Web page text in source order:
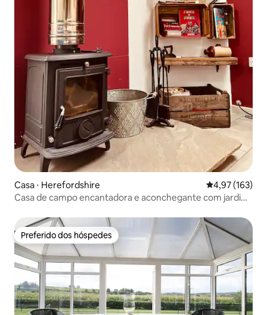
Casa ⋅ Herefordshire 4,97 de uma
4,97 (163)
Casa de campo encantadora e aconchegante com jardim
Preferido dos hóspedes
Preferido dos hóspedes